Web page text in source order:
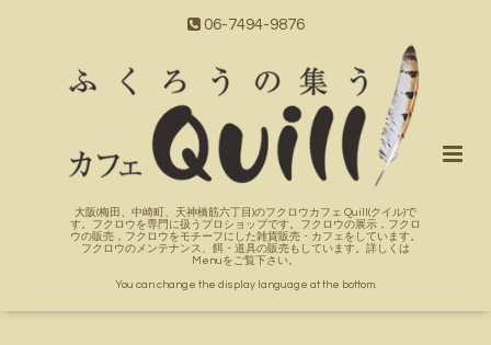
06-7494-9876
大阪(梅田、中崎町、天神橋筋六丁目)のフクロウカフェ Quill(クイル)で
す。フクロウを専門に扱うプロショップです。フクロウの展示，フクロ
ウの販売，フクロウをモチーフにした雑貨販売・カフェをしています。
フクロウのメンテナンス、餌・道具の販売もしています。詳しくは
Menuをご覧下さい。
You can change the display language at the bottom.